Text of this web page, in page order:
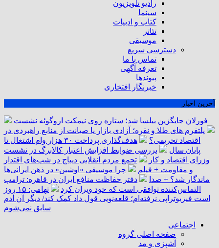
رادیو تلویزیون
سینما
کتاب و ادبیات
تئاتر
موسیقی
دسترسی سریع
تماس با ما
تعرفه آگهی
پیوندها
خبرنگار افتخاری
آخرین اخبار
فورلان جایگزین بیلسا شد؛ ستاره روی نیمکت اروگوئه نشست
پلتفرم ‌های طلا و نقره؛ آزادی بازار یا صیانت از منابع راهبردی در
اقتصاد تحریمی؟
هدف‌گذاری پرداخت ۳۰ هزار وام اشتغال تا
پایان سال
بررسی ضوابط افزایش اعتبار کالابرگ در نشست
وزرای اقتصاد و کار
تجمع مردم انقلابی دیباج در شب‌های اقتدار
و مقاومت + فیلم
چرا موسیقی «اوشین» در ذهن ایرانی‌ها
ماندگار شد؟ + صدا
دفتر حفاظت منافع ایران در قاهره: ترامپ
التماس‌کننده توافقی است که خود ویران کرد
تهامی: ۱۵ روز
است فیزیوتراپی نرفته‌ام؛ قلعه‌نویی قول داد کمک کند/ دیگر آن آدم
سابق نمی‌شوم
اجتماعی
صفحه اصلی گروه
آشپزی و مد